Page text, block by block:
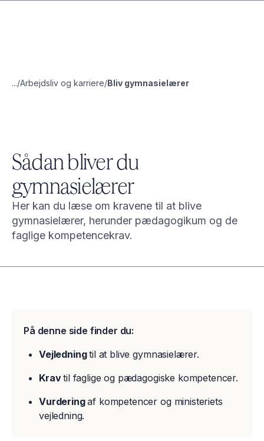
... Arbejdsliv og karriere Bliv gymnasielærer
Sådan bliver du
gymnasielærer
Her kan du læse om kravene til at blive
gymnasielærer, herunder pædagogikum og de
faglige kompetencekrav.
På denne side finder du:
Vejledningtil at blive gymnasielærer.
Kravtil faglige og pædagogiske kompetencer.
Vurderingaf kompetencer og ministeriets
vejledning.